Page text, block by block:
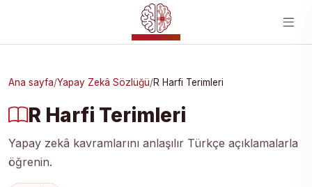
Ana sayfa/Yapay Zekâ Sözlüğü/R Harfi Terimleri
R Harfi Terimleri
Yapay zekâ kavramlarını anlaşılır Türkçe açıklamalarla
öğrenin.